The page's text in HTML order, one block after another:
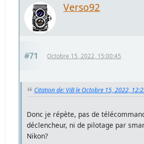
Verso92
#71 Octobre 15, 2022, 15:00:45
Citation de: ViB le Octobre 15, 2022,
Donc je répète, pas de
déclencheur, ni de pilotage par
Nikon?